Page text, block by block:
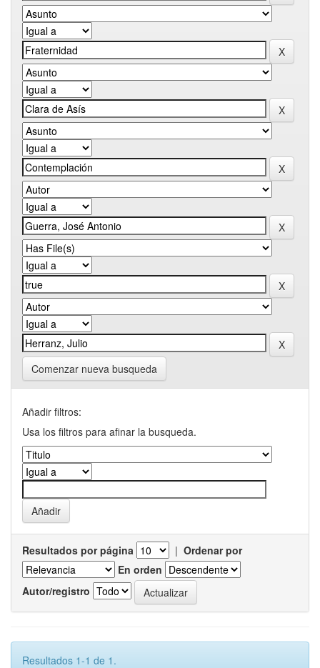
Comenzar nueva busqueda
Añadir filtros:
Usa los filtros para afinar la busqueda.
Resultados por página | Ordenar por
En orden
Autor/registro
Resultados 1-1 de 1.